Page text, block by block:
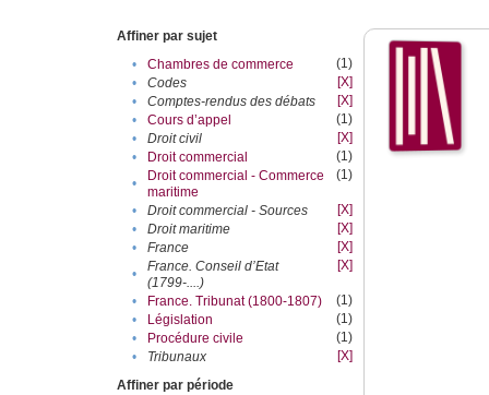
Affiner par sujet
•
Chambres de commerce
(1)
•
Codes
[X]
•
Comptes-rendus des débats
[X]
•
Cours d’appel
(1)
•
Droit civil
[X]
•
Droit commercial
(1)
•
Droit commercial - Commerce
maritime
(1)
• Droit commercial - Sources
[X]
•
Droit maritime
[X]
•
France
[X]
•
France. Conseil d’Etat
(1799-....)
[X]
• France. Tribunat (1800-1807)
(1)
•
Législation
(1)
•
Procédure civile
(1)
•
Tribunaux
[X]
Affiner par période